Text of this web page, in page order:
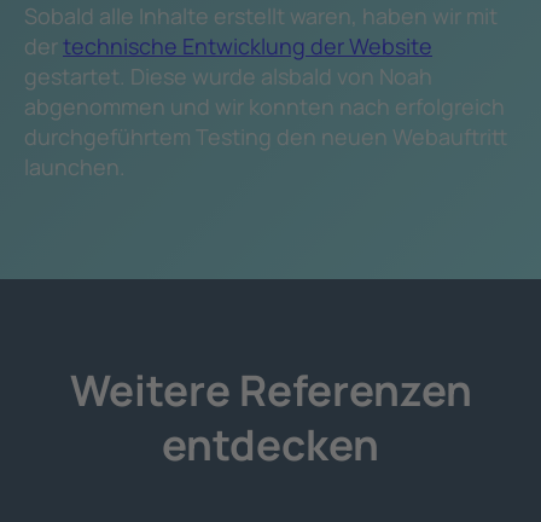
Sobald alle Inhalte erstellt waren, haben wir mit
dertechnische Entwicklung der Website
gestartet. Diese wurde alsbald von Noah
abgenommen und wir konnten nach erfolgreich
durchgeführtem Testing den neuen Webauftritt
launchen.
Weitere Referenzen
entdecken